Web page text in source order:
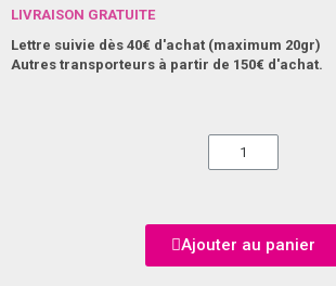
LIVRAISON GRATUITE
Lettre suivie dès 40€ d'achat (maximum 20gr)
Autres transporteurs à partir de 150€ d'achat.
Ajouter au panier